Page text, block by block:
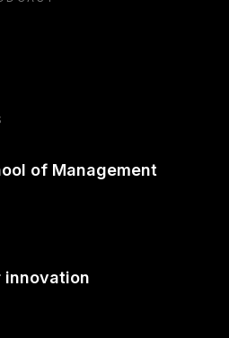
of Management
innovation